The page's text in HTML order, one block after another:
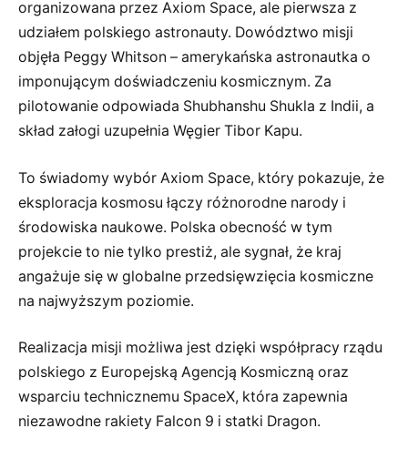
organizowana przez Axiom Space, ale pierwsza z
udziałem polskiego astronauty. Dowództwo misji
objęła Peggy Whitson – amerykańska astronautka o
imponującym doświadczeniu kosmicznym. Za
pilotowanie odpowiada Shubhanshu Shukla z Indii, a
skład załogi uzupełnia Węgier Tibor Kapu.
To świadomy wybór Axiom Space, który pokazuje, że
eksploracja kosmosu łączy różnorodne narody i
środowiska naukowe. Polska obecność w tym
projekcie to nie tylko prestiż, ale sygnał, że kraj
angażuje się w globalne przedsięwzięcia kosmiczne
na najwyższym poziomie.
Realizacja misji możliwa jest dzięki współpracy rządu
polskiego z Europejską Agencją Kosmiczną oraz
wsparciu technicznemu SpaceX, która zapewnia
niezawodne rakiety Falcon 9 i statki Dragon.